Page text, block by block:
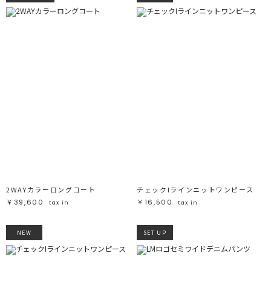
2WAYカラーロングコート
￥39,600
tax in
チェックIラインニットワンピース
￥16,500
tax in
NEW SET UP